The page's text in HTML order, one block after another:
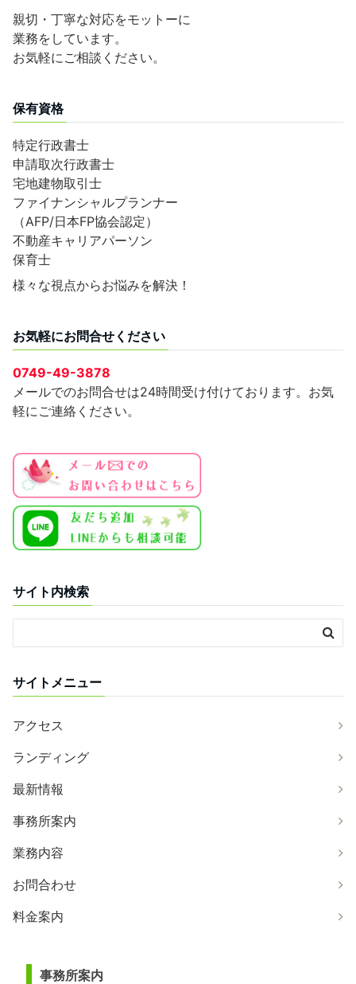
親切・丁寧な対応をモットーに
業務をしています。
お気軽にご相談ください。
保有資格
特定行政書士
申請取次行政書士
宅地建物取引士
ファイナンシャルプランナー
（AFP/日本FP協会認定）
不動産キャリアパーソン
保育士
様々な視点からお悩みを解決！
お気軽にお問合せください
0749-49-3878
メールでのお問合せは24時間受け付けております。お気
軽にご連絡ください。
サイト内検索
サイトメニュー
アクセス
ランディング
最新情報
事務所案内
業務内容
お問合わせ
料金案内
事務所案内